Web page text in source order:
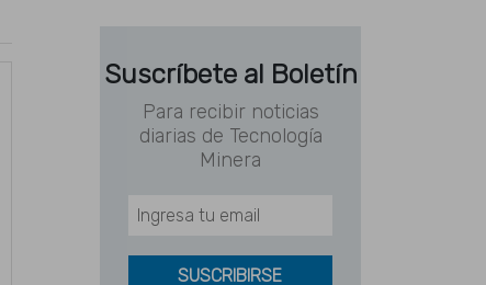
Suscríbete al Boletín
Para recibir noticias
diarias de Tecnología
Minera